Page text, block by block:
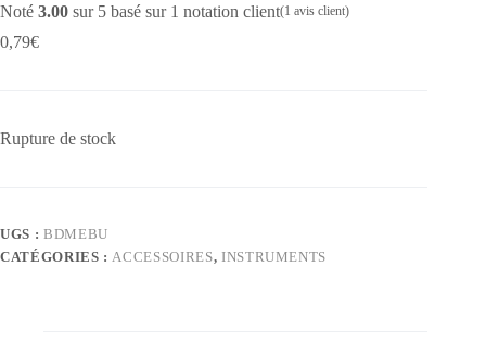
Noté 3.00 sur 5 basé sur 1 notation client(1 avis client)
0,79€
Rupture de stock
UGS : BDMEBU
CATÉGORIES : ACCESSOIRES, INSTRUMENTS